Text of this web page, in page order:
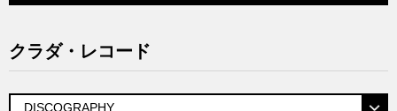
クラダ・レコード